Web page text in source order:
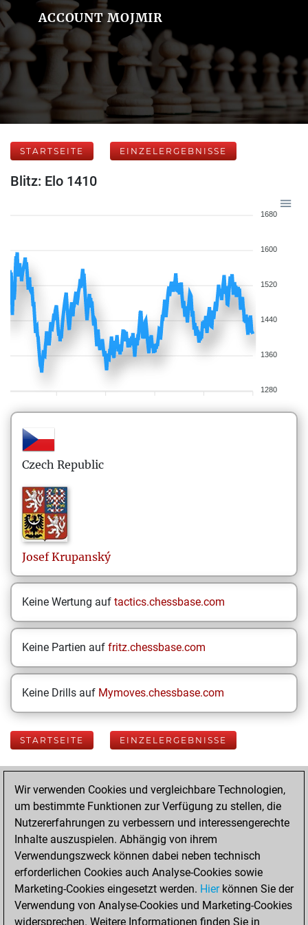
ACCOUNT MOJMIR
STARTSEITE EINZELERGEBNISSE
Blitz: Elo 1410
1680
1600
1520
1440
1360
1280
Czech Republic
Josef Krupanský
Keine Wertung auf tactics.chessbase.com
Keine Partien auf fritz.chessbase.com
Keine Drills auf Mymoves.chessbase.com
STARTSEITE EINZELERGEBNISSE
Your Latest App
Activity
Dienstag, August
4, 2026
You played 400
blitz games
Play
Wir verwenden Cookies und vergleichbare Technologien,
um bestimmte Funktionen zur Verfügung zu stellen, die
Nutzererfahrungen zu verbessern und interessengerechte
Inhalte auszuspielen. Abhängig von ihrem
Verwendungszweck können dabei neben technisch
erforderlichen Cookies auch Analyse-Cookies sowie
Marketing-Cookies eingesetzt werden. Hierkönnen Sie der
Verwendung von Analyse-Cookies und Marketing-Cookies
widersprechen. Weitere Informationen finden Sie in